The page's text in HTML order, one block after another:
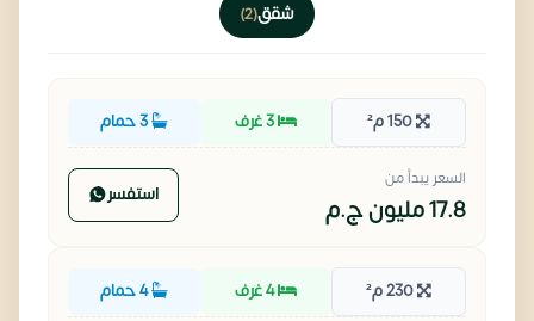
شقق(2)
150 م² 3 غرف 3 حمام
السعر يبدأ من
17.8 مليون ج.م استفسر
230 م² 4 غرف 4 حمام